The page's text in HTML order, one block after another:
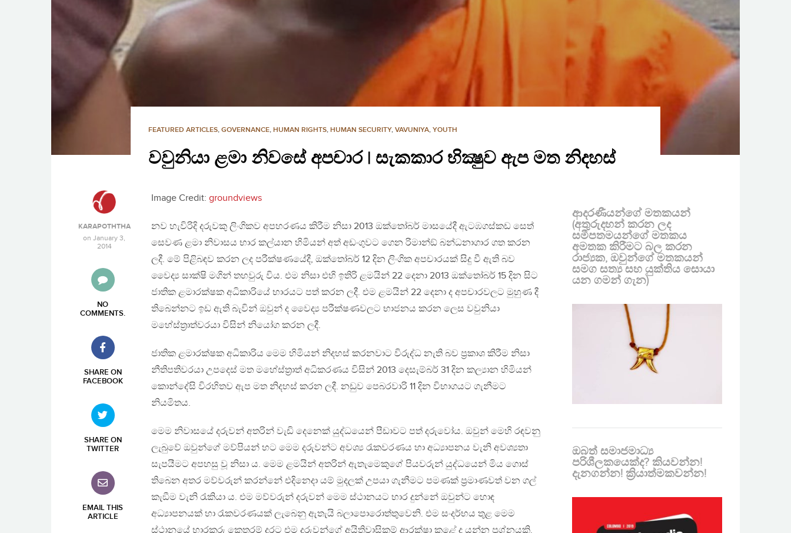
FEATURED ARTICLES, GOVERNANCE, HUMAN RIGHTS, HUMAN SECURITY, VAVUNIYA, YOUTH
වවුනියා ළමා නිවසේ අපචාර | සැකකාර​ භික්‍ෂුව ඇප මත නිදහස්
KARAPOTHTHA
on January 3,
2014
NO
COMMENTS.
SHARE ON
FACEBOOK
SHARE ON
TWITTER
EMAIL THIS
ARTICLE
Image Credit: groundviews
නව හැවිරිදි දරුවකු ලිංගිකව අපහරණය කිරීම නිසා 2013 ඔක්තෝබර් මාසයේදී ඇටඹගස්කඩ සෙත්
සෙවණ ළමා නිවාසය භාර කල්යාන හිමියන් අත් අඩංගුවට ගෙන රිමාන්ඞ් බන්ධනාගාර ගත කරන
ලදී. මේ පිළිබඳව කරන ලද පරීක්ෂණයේදී, ඔක්තෝබර් 12 දින ලිංගික අපචාරයක් සිදු වී ඇති බව
වෛද්‍ය සාක්ෂි මගින් තහවුරු විය. එම නිසා එහි ඉතිරි ළමයින් 22 දෙනා 2013 ඔක්තෝබර් 15 දින සිට
ජාතික ළමාරක්ෂක අධිකාරියේ භාරයට පත් කරන ලදී. එම ළමයින් 22 දෙනා ද අපචාරවලට මුහුණ දී
තිබෙන්නට ඉඩ ඇති බැවින් ඔවුන් ද වෛද්‍ය පරීක්ෂණවලට භාජනය කරන ලෙස වවුනියා
මහේස්ත‍්‍රාත්වරයා විසින් නියෝග කරන ලදී.
ජාතික ළමාරක්ෂක අධිකාරිය මෙම හිමියන් නිදහස් කරනවාට විරුද්ධ නැති බව ප‍්‍රකාශ කිරීම නිසා
නීතිපතිවරයා උපදෙස් මත මහේස්ත‍්‍රාත් අධිකරණය විසින් 2013 දෙසැම්බර් 31 දින කල්‍යාන හිමියන්
කොන්දේසි විරහිතව ඇප මත නිදහස් කරන ලදී. නඩුව පෙබරවාරි 11 දින විභාගයට ගැනීමට
නියමිතය.
මෙම නිවාසයේ දරුවන් අතරින් වැඩි දෙනෙක් යුද්ධයෙන් පීඩාවට පත් දරුවෝය. ඔවුන් මෙහි රඳවනු
ලැබුවේ ඔවුන්ගේ මව්පියන් හට මෙම දරුවන්ට අවශ්‍ය රැකවරණය හා අධ්‍යාපනය වැනි අවශ්‍යතා
සැපයීමට අපහසු වූ නිසා ය. මෙම ළමයින් අතරින් ඇතැමෙකුගේ පියවරුන් යුද්ධයෙන් මිය ගොස්
තිබෙන අතර මව්වරුන් කරන්නේ එදිනෙදා යම් මුදලක් උපයා ගැනීමට පමණක් ප‍්‍රමාණවත් වන ගල්
කැඞීම වැනි රැකියා ය. එම මව්වරුන් දරුවන් මෙම ස්ථානයට භාර දුන්නේ ඔවුන්ට හොඳ
අධ්‍යාපනයක් හා රැකවරණයක් ලැබෙනු ඇතැයි බලාපොරොත්තුවෙනි. එම සංදර්භය තුළ මෙම
ස්ථානයේ භාරකරු කෙතරම් දුරට එම දරුවන්ගේ අයිතිවාසිකම් ආරක්ෂා කළේ ද යන්න ප‍්‍රශ්නයකි.
ආදරණීයන්ගේ මතකයන්
(අතුරුදහන් කරන ලද
සමීපතමයන්ගේ මතකය
අමතක කිරීමට බල කරන
රාජ්‍යක, ඔවුන්ගේ මතකයන්
සමග සත්‍ය සහ යුක්තිය සොයා
යන ගමන් ගැන)
ඔබත් සමාජමාධ්‍ය
පරිශීලකයෙක්ද? කියවන්න!
දැනගන්න! ක්‍රියාත්මකවන්න!